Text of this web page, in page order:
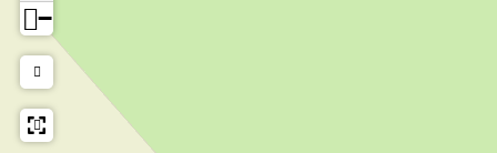
−